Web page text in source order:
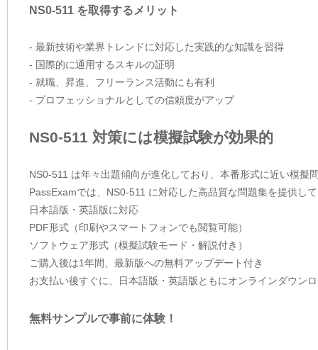
NS0-511 を取得するメリット
- 最新技術や業界トレンドに対応した実践的な知識を習得
- 国際的に通用するスキルの証明
- 就職、昇進、フリーランス活動にも有利
- プロフェッショナルとしての信頼度がアップ
NS0-511 対策には模擬試験が効果的
NS0-511 は年々出題傾向が進化しており、本番形式に近い模擬
PassExamでは、NS0-511 に対応した高品質な問題集を提供し
日本語版・英語版に対応
PDF形式（印刷やスマートフォンでも閲覧可能）
ソフトウェア形式（模擬試験モード・解説付き）
ご購入後は1年間、最新版への無料アップデート付き
お支払い後すぐに、日本語版・英語版ともにオンラインダウン
無料サンプルで事前に体験！